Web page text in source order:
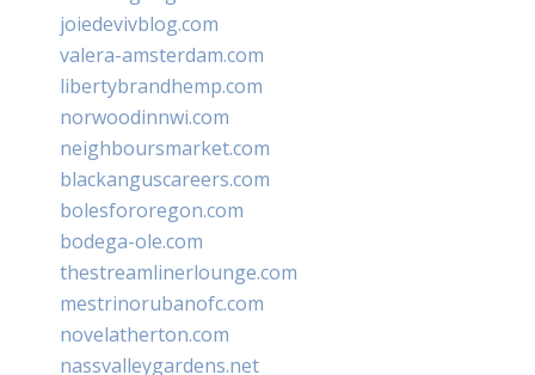
joiedevivblog.com
valera-amsterdam.com
libertybrandhemp.com
norwoodinnwi.com
neighboursmarket.com
blackanguscareers.com
bolesfororegon.com
bodega-ole.com
thestreamlinerlounge.com
mestrinorubanofc.com
novelatherton.com
nassvalleygardens.net